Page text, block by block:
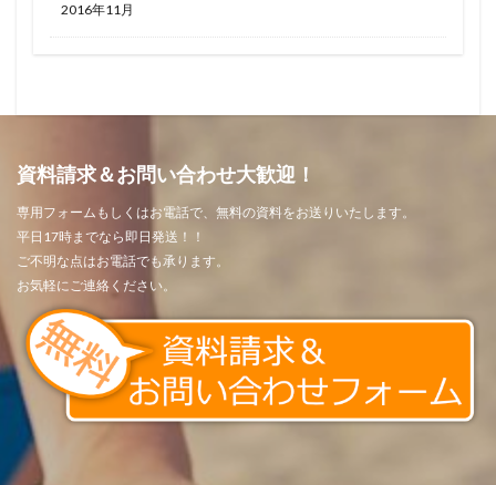
2016年11月
資料請求＆お問い合わせ大歓迎！
専用フォームもしくはお電話で、無料の資料をお送りいたします。
平日17時までなら即日発送！！
ご不明な点はお電話でも承ります。
お気軽にご連絡ください。